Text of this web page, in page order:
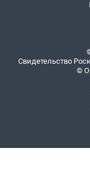
Свидетельство
©